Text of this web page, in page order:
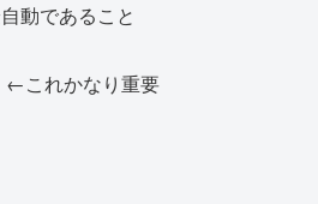
動であること
←これかなり重要